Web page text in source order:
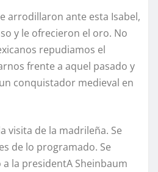
arrodillaron ante esta Isabel,
y le ofrecieron el oro. No
repudiamos el
frente a aquel pasado y
conquistador medieval en
visita de la madrileña. Se
de lo programado. Se
la presidentA Sheinbaum